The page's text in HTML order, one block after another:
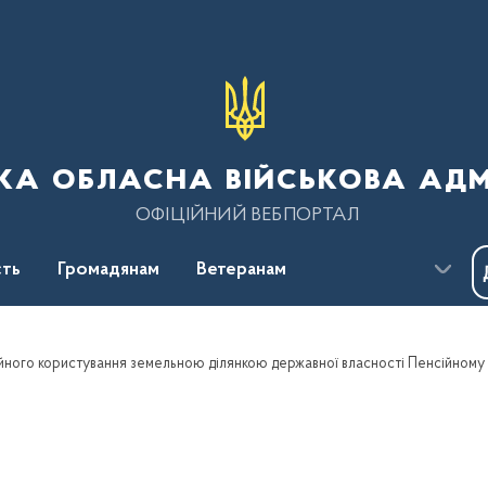
обласна військова
ОФІЦІЙНИЙ ВЕБПОРТАЛ
Громадянам Ветеранам
користування земельною ділянкою державної власності